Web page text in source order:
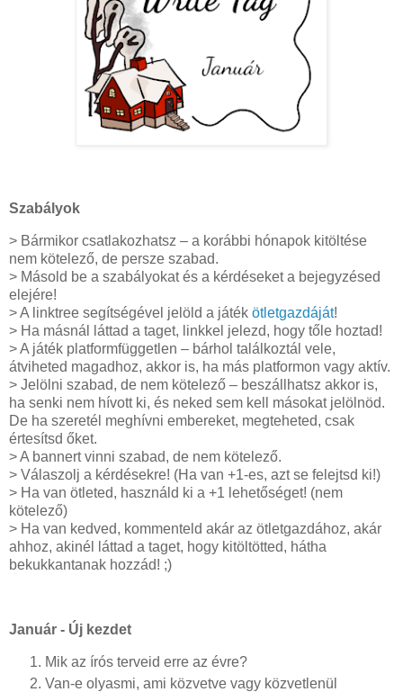
Szabályok
> Bármikor csatlakozhatsz – a korábbi hónapok kitöltése
nem kötelező, de persze szabad.
> Másold be a szabályokat és a kérdéseket a bejegyzésed
elejére!
> A linktree segítségével jelöld a játék ötletgazdáját!
> Ha másnál láttad a taget, linkkel jelezd, hogy tőle hoztad!
> A játék platformfüggetlen – bárhol találkoztál vele,
átviheted magadhoz, akkor is, ha más platformon vagy aktív.
> Jelölni szabad, de nem kötelező – beszállhatsz akkor is,
ha senki nem hívott ki, és neked sem kell másokat jelölnöd.
De ha szeretél meghívni embereket, megteheted, csak
értesítsd őket.
> A bannert vinni szabad, de nem kötelező.
> Válaszolj a kérdésekre! (Ha van +1-es, azt se felejtsd ki!)
> Ha van ötleted, használd ki a +1 lehetőséget! (nem
kötelező)
> Ha van kedved, kommenteld akár az ötletgazdához, akár
ahhoz, akinél láttad a taget, hogy kitöltötted, hátha
bekukkantanak hozzád! ;)
Január - Új kezdet
Mik az írós terveid erre az évre?
Van-e olyasmi, ami közvetve vagy közvetlenül